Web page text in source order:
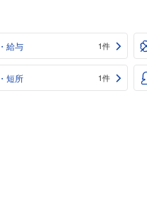
給与 1件
短所 1件